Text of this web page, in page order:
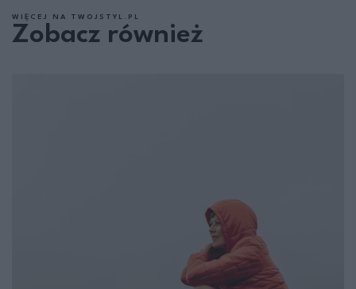
WIĘCEJ NA TWOJSTYL.PL
Zobacz również